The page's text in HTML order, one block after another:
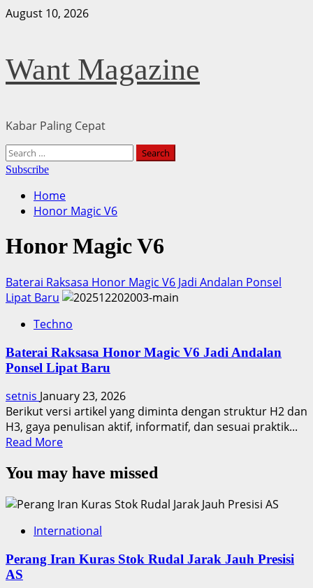
Skip
August 10, 2026
Want Magazine
Kabar Paling Cepat
Primary
Menu
Search
for:
Subscribe
Home
Honor Magic V6
Honor Magic V6
Baterai Raksasa Honor Magic V6 Jadi Andalan Ponsel
Lipat Baru
Techno
Baterai Raksasa Honor Magic V6 Jadi Andalan
Ponsel Lipat Baru
setnis January 23, 2026
Berikut versi artikel yang diminta dengan struktur H2 dan
H3, gaya penulisan aktif, informatif, dan sesuai praktik...
Read MoreRead
about
Raksasa
Magic
Jadi
You may have missed
International
Perang Iran Kuras Stok Rudal Jarak Jauh Presisi
AS